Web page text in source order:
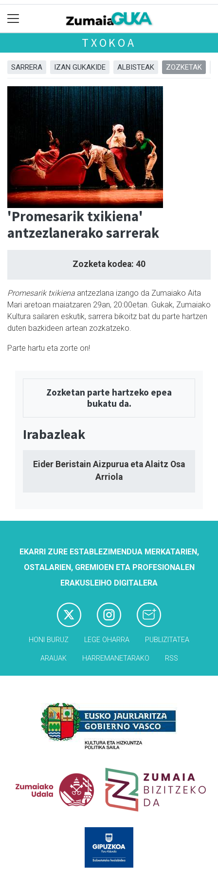
TXOKOA
SARRERA IZAN GUKAKIDE ALBISTEAK ZOZKETAK
'Promesarik txikiena'
antzezlanerako sarrerak
Zozketa kodea: 40
Promesarik txikiena antzezlana izango da Zumaiako Aita
Mari aretoan maiatzaren 29an, 20:00etan. Gukak, Zumaiako
Kultura sailaren eskutik, sarrera bikoitz bat du parte hartzen
duten bazkideen artean zozkatzeko.
Parte hartu eta zorte on!
Zozketan parte hartzeko epea
bukatu da.
Irabazleak
Eider Beristain Aizpurua eta Alaitz Osa
Arriola
EKARRI ZURE ESTABLEZIMENDUA MERKATARIEN,
OSTALARIEN, GREMIOEN ETA PROFESIONALEN
ERAKUSLEIHO DIGITALERA
HONI BURUZ LEGE OHARRA PUBLIZITATEA
ARAUAK HARREMANETARAKO RSS